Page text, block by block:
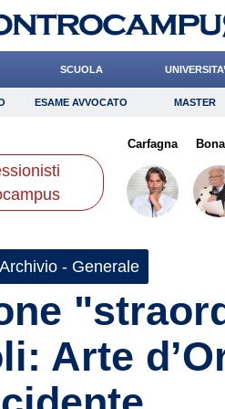
SCUOLA UNIVERSITA’
Esame Avvocato Master
Consigli
ESAME AVVOCATO MASTER
Carfagna
Archivio - Generale
Arte